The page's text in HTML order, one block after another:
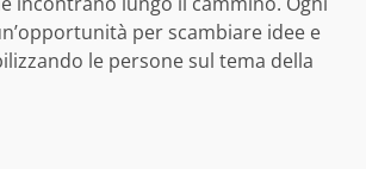
per scambiare idee e
le persone sul tema della